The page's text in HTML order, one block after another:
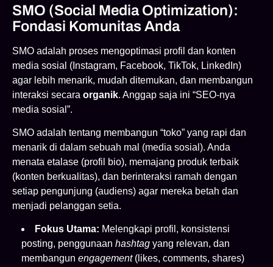
SMO (Social Media Optimization):
Fondasi Komunitas Anda
SMO adalah proses mengoptimasi profil dan konten
media sosial (Instagram, Facebook, TikTok, LinkedIn)
agar lebih menarik, mudah ditemukan, dan membangun
interaksi secara organik. Anggap saja ini “SEO-nya
media sosial”.
SMO adalah tentang membangun “toko” yang rapi dan
menarik di dalam sebuah mal (media sosial). Anda
menata etalase (profil bio), memajang produk terbaik
(konten berkualitas), dan berinteraksi ramah dengan
setiap pengunjung (audiens) agar mereka betah dan
menjadi pelanggan setia.
Fokus Utama: Melengkapi profil, konsistensi
posting, penggunaan hashtag yang relevan, dan
membangun engagement(likes, comments, shares)